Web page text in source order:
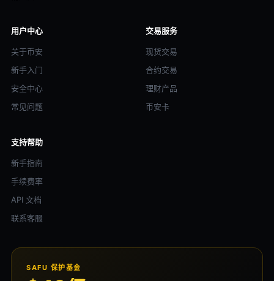
用户中心
关于币安
新手入门
安全中心
常见问题
交易服务
现货交易
合约交易
理财产品
币安卡
支持帮助
新手指南
手续费率
API 文档
联系客服
SAFU 保护基金